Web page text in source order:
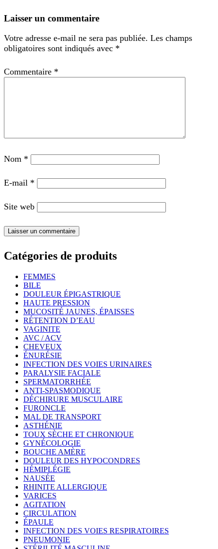
Laisser un commentaire
Votre adresse e-mail ne sera pas publiée. Les champs
obligatoires sont indiqués avec *
Commentaire *
Nom *
E-mail *
Site web
Catégories de produits
FEMMES
BILE
DOULEUR ÉPIGASTRIQUE
HAUTE PRESSION
MUCOSITÉ JAUNES, ÉPAISSES
RÉTENTION D’EAU
VAGINITE
AVC / ACV
CHEVEUX
ÉNURÉSIE
INFECTION DES VOIES URINAIRES
PARALYSIE FACIALE
SPERMATORRHÉE
ANTI-SPASMODIQUE
DÉCHIRURE MUSCULAIRE
FURONCLE
MAL DE TRANSPORT
ASTHÉNIE
TOUX SÈCHE ET CHRONIQUE
GYNÉCOLOGIE
BOUCHE AMÈRE
DOULEUR DES HYPOCONDRES
HÉMIPLÉGIE
NAUSÉE
RHINITE ALLERGIQUE
VARICES
AGITATION
CIRCULATION
ÉPAULE
INFECTION DES VOIES RESPIRATOIRES
PNEUMONIE